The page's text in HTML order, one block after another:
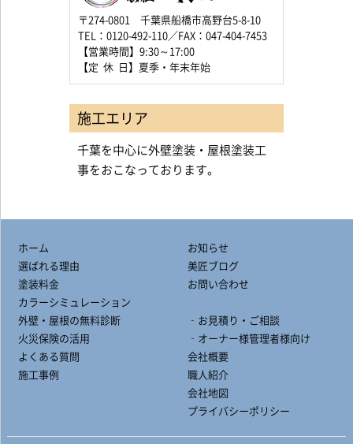
〒274-0801 千葉県船橋市高野台5-8-10
TEL：0120-492-110／FAX：047-404-7453
【営業時間】9:30～17:00
【定 休 日】夏季・年末年始
施工エリア
千葉を中心に外壁塗装・屋根塗装工
事をおこなっております。
ホーム
選ばれる理由
塗装料金
カラーシミュレーション
外壁・屋根の無料診断
火災保険の活用
よくある質問
施工事例
お知らせ
美匠ブログ
お問い合わせ
‐お見積り・ご相談
‐オーナー様管理者様向け
会社概要
職人紹介
会社地図
プライバシーポリシー